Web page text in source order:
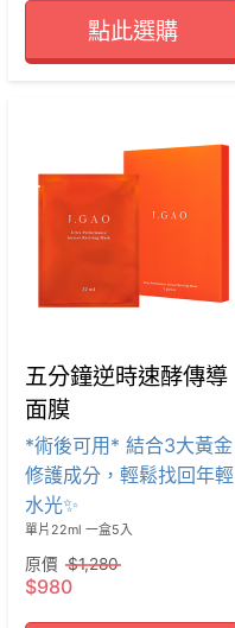
點此選購
五分鐘逆時速酵傳導
面膜
*術後可用* 結合3大黃金
修護成分，輕鬆找回年輕
水光✨
單片22ml 一盒5入
原價 $1,280
$980